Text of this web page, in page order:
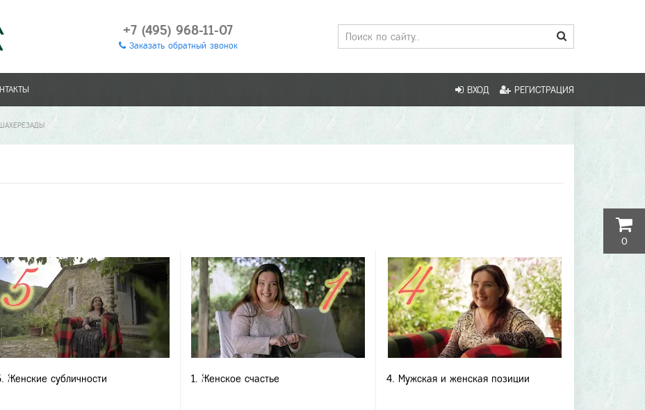
+7 (495) 968-11-07
Заказать обратный звонок
ВХОД РЕГИСТРАЦИЯ
Женские субличности 1. Женское счастье 4. Мужская и женская позиции
0